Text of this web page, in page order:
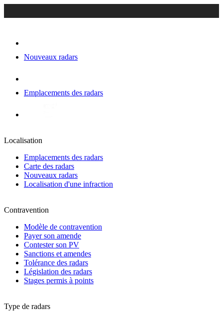
Nouveaux radars
Emplacements des radars
Localisation
Emplacements des radars
Carte des radars
Nouveaux radars
Localisation d'une infraction
Contravention
Modèle de contravention
Payer son amende
Contester son PV
Sanctions et amendes
Tolérance des radars
Législation des radars
Stages permis à points
Type de radars